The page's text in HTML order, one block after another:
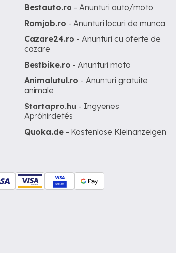
Bestauto.ro - Anunturi auto/moto
Romjob.ro - Anunturi locuri de munca
Cazare24.ro - Anunturi cu oferte de
cazare
Bestbike.ro - Anunturi moto
Animalutul.ro - Anunturi gratuite
animale
Startapro.hu - Ingyenes
Apróhirdetés
Quoka.de - Kostenlose Kleinanzeigen